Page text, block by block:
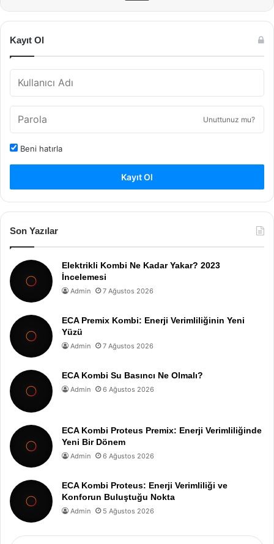
Kayıt Ol
Unuttunuz mu?
Beni hatırla
Kayıt Ol
Son Yazılar
Elektrikli Kombi Ne Kadar Yakar? 2023
İncelemesi
Admin 7 Ağustos 2026
ECA Premix Kombi: Enerji Verimliliğinin Yeni
Yüzü
Admin 7 Ağustos 2026
ECA Kombi Su Basıncı Ne Olmalı?
Admin 6 Ağustos 2026
ECA Kombi Proteus Premix: Enerji Verimliliğinde
Yeni Bir Dönem
Admin 6 Ağustos 2026
ECA Kombi Proteus: Enerji Verimliliği ve
Konforun Buluştuğu Nokta
Admin 5 Ağustos 2026